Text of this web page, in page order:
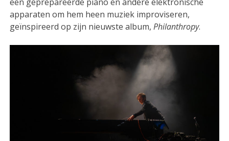
apparaten om hem heen muziek improviseren,
geïnspireerd op zijn nieuwste album,Philanthropy.